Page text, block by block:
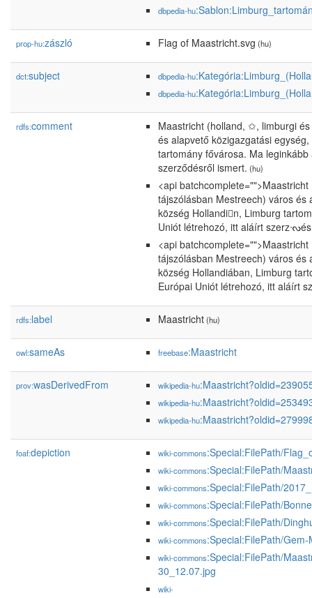
dbpedia-hu
prop-hu:zászló Flag of Maastricht.svg (hu)
dct:subject dbpedia-hu
dbpedia-hu
rdfs:comment
Maastricht (holland, ✩, limburgi
és alapvető közigazgatási
tartomány fővárosa. Ma
szerződésről ismert. (hu)
<api
tájszólásban Mestreech) város és
község Hollandin, Limburg
Uniót létrehozó, itt aláírt
<api
tájszólásban Mestreech) város és
község Hollandiában, Limburg
Európai Uniót létrehozó, itt aláírt
rdfs:label Maastricht(hu)
owl:sameAs freebase:Maastricht
prov:wasDerivedFrom wikipedia-hu
wikipedia-hu
wikipedia-hu
foaf:depiction wiki-commons:Special:FilePath/
wiki-commons:Special:FilePath/
wiki-commons:Special:FilePath/
wiki-commons:Special:FilePath/
wiki-commons:Special:FilePath/
wiki-commons:Special:FilePath/
wiki-commons:Special:FilePath/
30_12.07.jpg
wiki-